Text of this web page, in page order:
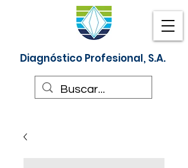
Diagnóstico Profesional, S.A.